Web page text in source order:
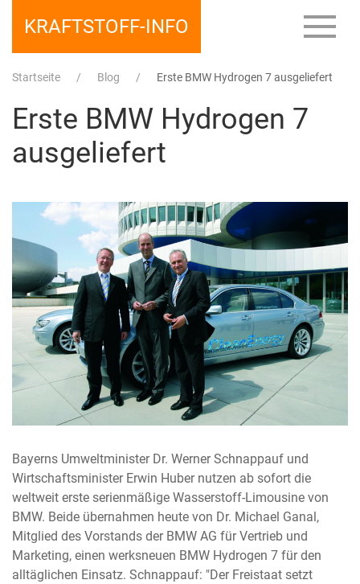
KRAFTSTOFF-INFO
Startseite Blog Erste BMW Hydrogen 7 ausgeliefert
Erste BMW Hydrogen 7
ausgeliefert
Bayerns Umweltminister Dr. Werner Schnappauf und
Wirtschaftsminister Erwin Huber nutzen ab sofort die
weltweit erste serienmäßige Wasserstoff-Limousine von
BMW. Beide übernahmen heute von Dr. Michael Ganal,
Mitglied des Vorstands der BMW AG für Vertrieb und
Marketing, einen werksneuen BMW Hydrogen 7 für den
alltäglichen Einsatz. Schnappauf: "Der Freistaat setzt